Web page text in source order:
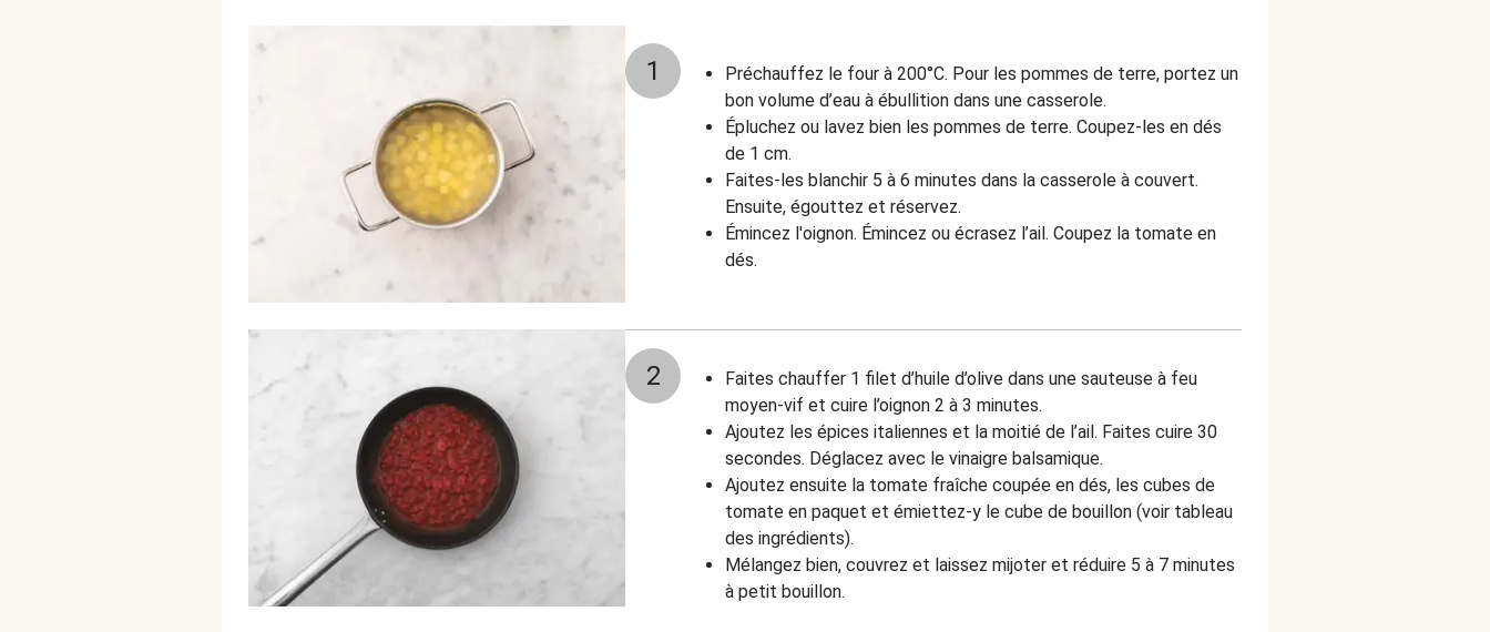
1
Préchauffez le four à 200°C. Pour les pommes de terre, portez un
bon volume d’eau à ébullition dans une casserole.
Épluchez ou lavez bien les pommes de terre. Coupez-les en dés
de 1 cm.
Faites-les blanchir 5 à 6 minutes dans la casserole à couvert.
Ensuite, égouttez et réservez.
Émincez l'oignon. Émincez ou écrasez l’ail. Coupez la tomate en
dés.
2
Faites chauffer 1 filet d’huile d’olive dans une sauteuse à feu
moyen-vif et cuire l’oignon 2 à 3 minutes.
Ajoutez les épices italiennes et la moitié de l’ail. Faites cuire 30
secondes. Déglacez avec le vinaigre balsamique.
Ajoutez ensuite la tomate fraîche coupée en dés, les cubes de
tomate en paquet et émiettez-y le cube de bouillon (voir tableau
des ingrédients).
Mélangez bien, couvrez et laissez mijoter et réduire 5 à 7 minutes
à petit bouillon.